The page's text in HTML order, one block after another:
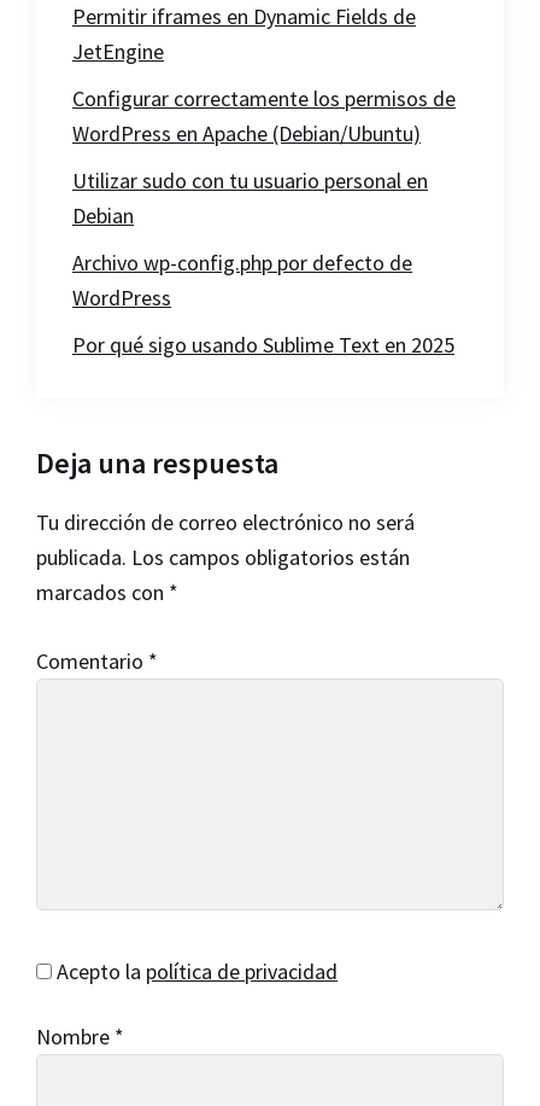
Permitir iframes en Dynamic Fields de
JetEngine
Configurar correctamente los permisos de
WordPress en Apache (Debian/Ubuntu)
Utilizar sudo con tu usuario personal en
Debian
Archivo wp-config.php por defecto de
WordPress
Por qué sigo usando Sublime Text en 2025
Interacciones
los
lectores
Deja una respuesta
Tu dirección de correo electrónico no será
publicada. Los campos obligatorios están
marcados con *
Comentario *
Acepto la política de privacidad
Nombre *